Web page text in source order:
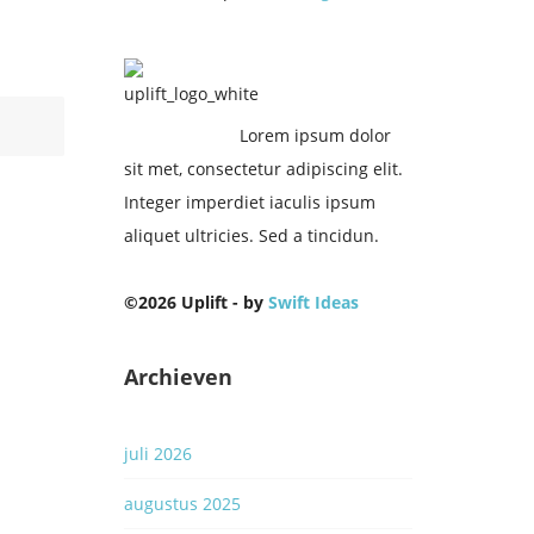
Lorem ipsum dolor
sit met, consectetur adipiscing elit.
Integer imperdiet iaculis ipsum
aliquet ultricies. Sed a tincidun.
©2026 Uplift - by Swift Ideas
Archieven
juli 2026
augustus 2025